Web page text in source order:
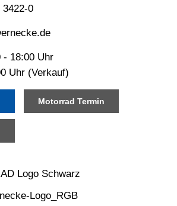
3422-0
- 18:00 Uhr
Uhr (Verkauf)
Motorrad Termin